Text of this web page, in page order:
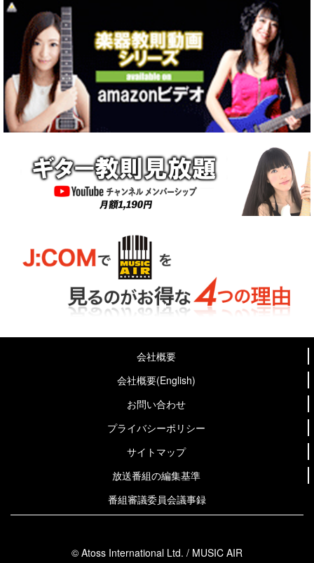
会社概要
会社概要(English)
お問い合わせ
プライバシーポリシー
サイトマップ
放送番組の編集基準
番組審議委員会議事録
© Atoss International Ltd. / MUSIC AIR